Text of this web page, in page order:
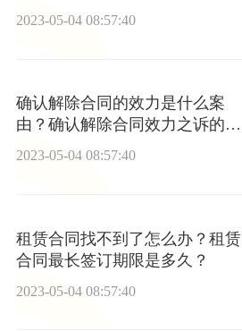
2023-05-04 08:57:40
确认解除合同的效力是什么案
由？确认解除合同效力之诉的诉
讼时效有多久？
2023-05-04 08:57:40
租赁合同找不到了怎么办？租赁
合同最长签订期限是多久？
2023-05-04 08:57:40